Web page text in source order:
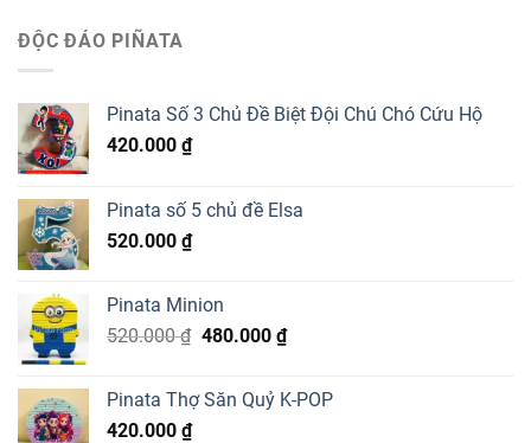
ĐỘC ĐÁO PIÑATA
Pinata Số 3 Chủ Đề Biệt Đội Chú Chó Cứu Hộ
420.000 ₫
Pinata số 5 chủ đề Elsa
520.000 ₫
Pinata Minion
520.000₫ Giá
520.000 ₫.
480.000 ₫Giá
là:
Pinata Thợ Săn Quỷ K-POP
420.000 ₫